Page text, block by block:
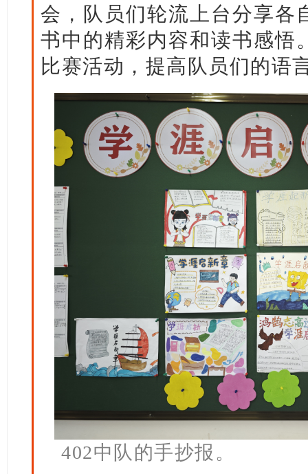
会，队员们轮流上台分享各
书中的精彩内容和读书感悟
比赛活动，提高队员们的语
402中队的手抄报。